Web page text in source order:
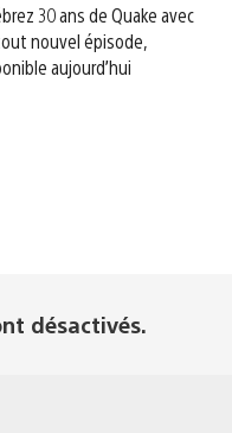
30 ans de Quake avec
nouvel épisode,
aujourd’hui
désactivés.